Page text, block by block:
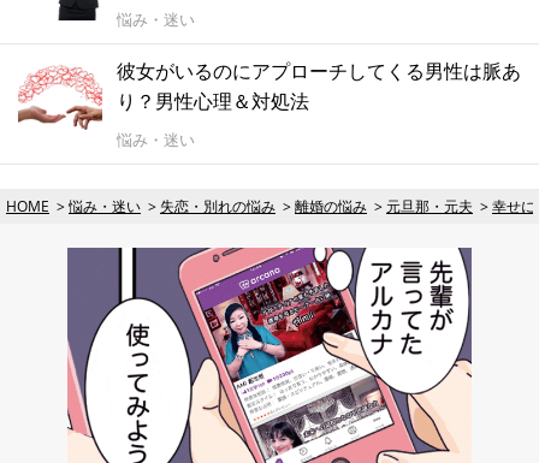
悩み・迷い
彼女がいるのにアプローチしてくる男性は脈あ
り？男性心理＆対処法
悩み・迷い
HOME 悩み・迷い 失恋・別れの悩み 離婚の悩み 元旦那・元夫 幸せ